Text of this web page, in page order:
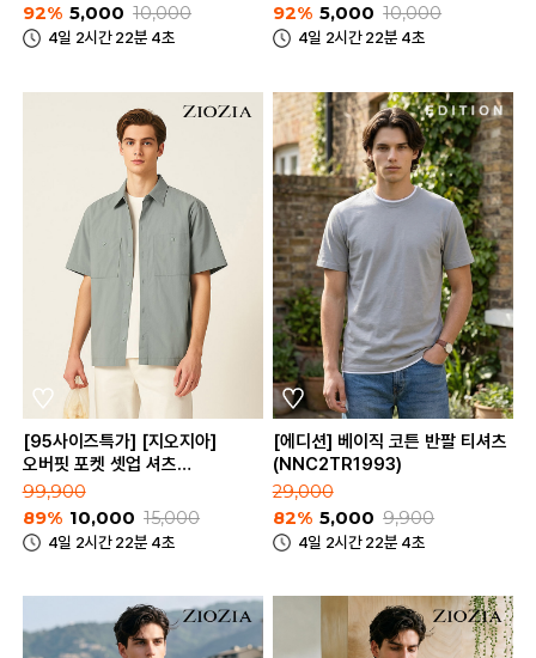
92% 5,000 10,000
4일 2시간 22분 4초
92% 5,000 10,000
4일 2시간 22분 4초
[95사이즈특가] [지오지아]
오버핏 포켓 셋업 셔츠
(AAC2WC1606)
99,900
89% 10,000 15,000
4일 2시간 22분 4초
[에디션] 베이직 코튼 반팔 티셔츠
(NNC2TR1993)
29,000
82% 5,000 9,900
4일 2시간 22분 4초